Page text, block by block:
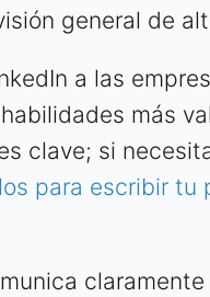
general de
a las
más
clave; si
para escribir tu